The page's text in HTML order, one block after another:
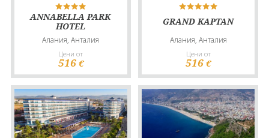
ANNABELLA PARK
HOTEL
Алания, Анталия
Цени от
516 €
GRAND KAPTAN
Алания, Анталия
Цени от
516 €